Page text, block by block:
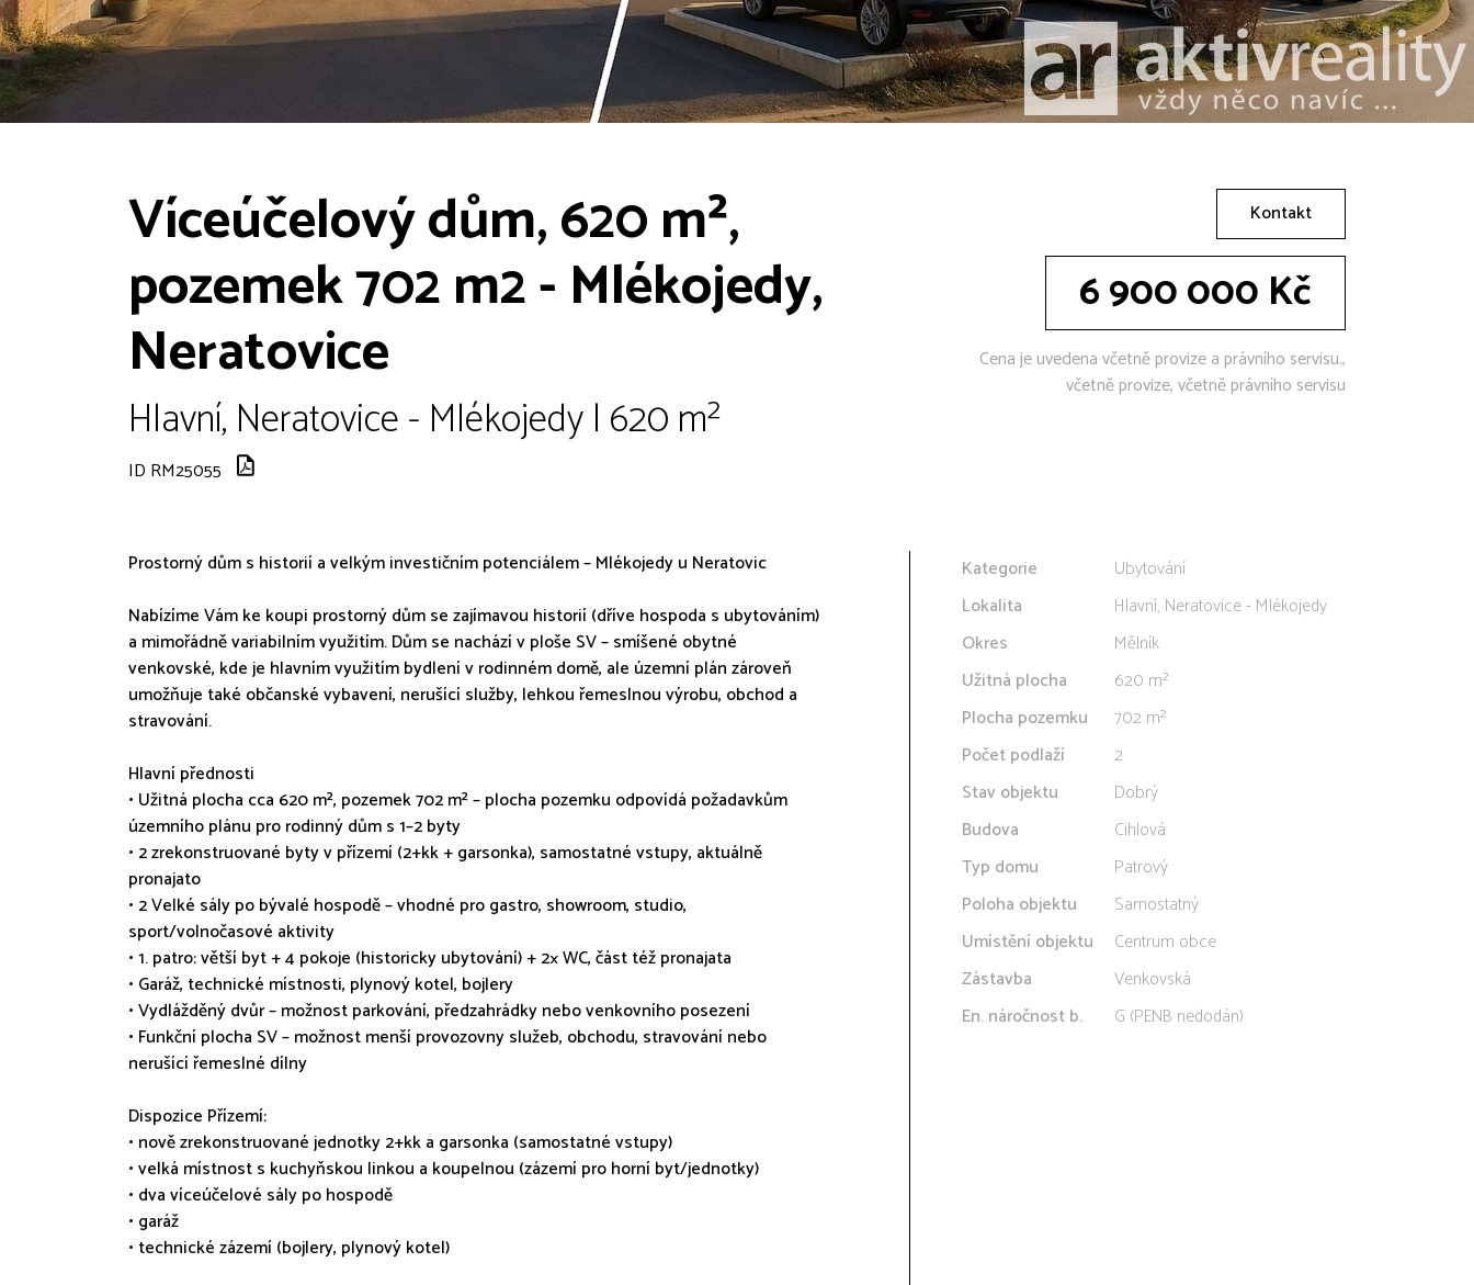
Víceúčelový dům, 620 m²,
pozemek 702 m2 - Mlékojedy,
Neratovice
Hlavní, Neratovice - Mlékojedy | 620 m²
ID RM25055
Kontakt
6 900 000 Kč
Cena je uvedena včetně provize a právního servisu.,
včetně provize, včetně právního servisu
Prostorný dům s historií a velkým investičním potenciálem – Mlékojedy u Neratovic
Nabízíme Vám ke koupi prostorný dům se zajímavou historií (dříve hospoda s ubytováním)
a mimořádně variabilním využitím. Dům se nachází v ploše SV – smíšené obytné
venkovské, kde je hlavním využitím bydlení v rodinném domě, ale územní plán zároveň
umožňuje také občanské vybavení, nerušící služby, lehkou řemeslnou výrobu, obchod a
stravování.
Hlavní přednosti
• Užitná plocha cca 620 m², pozemek 702 m² – plocha pozemku odpovídá požadavkům
územního plánu pro rodinný dům s 1–2 byty
• 2 zrekonstruované byty v přízemí (2+kk + garsonka), samostatné vstupy, aktuálně
pronajato
• 2 Velké sály po bývalé hospodě – vhodné pro gastro, showroom, studio,
sport/volnočasové aktivity
• 1. patro: větší byt + 4 pokoje (historicky ubytování) + 2× WC, část též pronajata
• Garáž, technické místnosti, plynový kotel, bojlery
• Vydlážděný dvůr – možnost parkování, předzahrádky nebo venkovního posezení
• Funkční plocha SV – možnost menší provozovny služeb, obchodu, stravování nebo
nerušící řemeslné dílny
Dispozice Přízemí:
• nově zrekonstruované jednotky 2+kk a garsonka (samostatné vstupy)
• velká místnost s kuchyňskou linkou a koupelnou (zázemí pro horní byt/jednotky)
• dva víceúčelové sály po hospodě
• garáž
• technické zázemí (bojlery, plynový kotel)
Kategorie
Ubytování
Lokalita
Hlavní, Neratovice - Mlékojedy
Okres
Mělník
Užitná plocha
620 m²
Plocha pozemku
702 m²
Počet podlaží
2
Stav objektu
Dobrý
Budova
Cihlová
Typ domu
Patrový
Poloha objektu
Samostatný
Umístění objektu
Centrum obce
Zástavba
Venkovská
En. náročnost b.
G (PENB nedodán)